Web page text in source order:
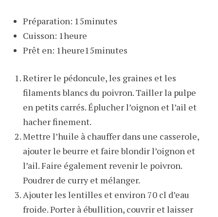
Préparation: 15minutes
Cuisson: 1heure
Prêt en: 1heure15minutes
Retirer le pédoncule, les graines et les
filaments blancs du poivron. Tailler la pulpe
en petits carrés. Éplucher l’oignon et l’ail et
hacher finement.
Mettre l’huile à chauffer dans une casserole,
ajouter le beurre et faire blondir l’oignon et
l’ail. Faire également revenir le poivron.
Poudrer de curry et mélanger.
Ajouter les lentilles et environ 70 cl d’eau
froide. Porter à ébullition, couvrir et laisser